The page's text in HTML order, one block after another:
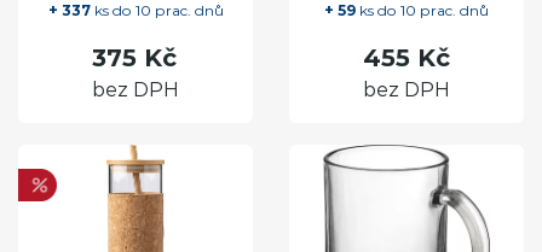
+ 337ks do 10 prac. dnů
375 Kč
bez DPH
+ 59 ks do 10 prac. dnů
455 Kč
bez DPH